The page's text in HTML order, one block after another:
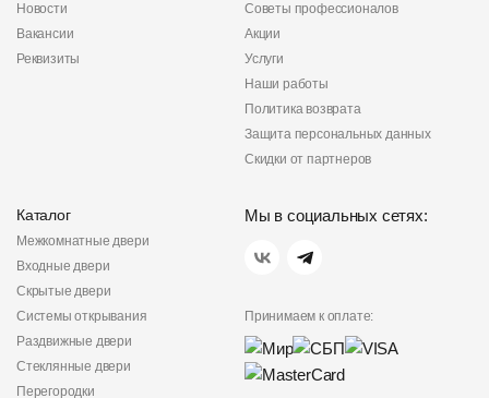
Новости
Вакансии
Реквизиты
Советы профессионалов
Акции
Услуги
Наши работы
Политика возврата
Защита персональных данных
Скидки от партнеров
Каталог
Межкомнатные двери
Входные двери
Скрытые двери
Системы открывания
Раздвижные двери
Стеклянные двери
Перегородки
Мы в социальных сетях:
Принимаем к оплате: